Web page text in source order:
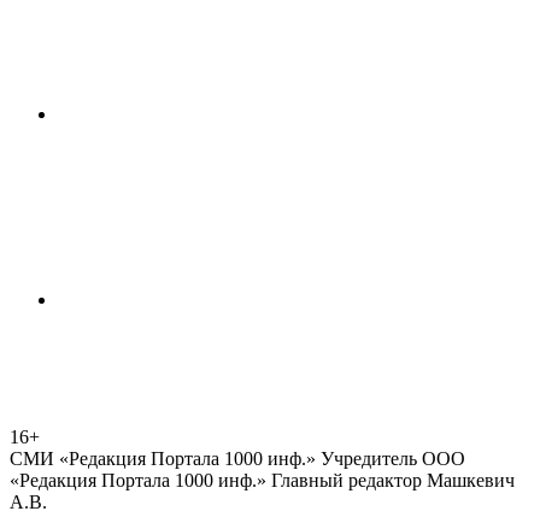
16+
СМИ «Редакция Портала 1000 инф.» Учредитель ООО
«Редакция Портала 1000 инф.» Главный редактор Машкевич
А.В.